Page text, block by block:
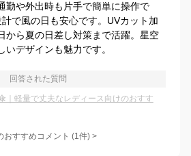
勤や外出時も片手で簡単に操作で
で風の日も安心です。UVカット加
から夏の日差し対策まで活躍。星空
デザインも魅力です。
回答された質問
｜軽量で丈夫なレディース向けのおすす
おすすめコメント (1件) >